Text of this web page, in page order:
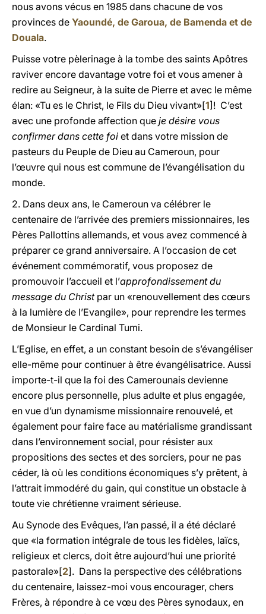
nous avons vécus en 1985 dans chacune de vos
provinces de Yaoundé, de Garoua, de Bamenda et de
Douala.
Puisse votre pèlerinage à la tombe des saints Apôtres
raviver encore davantage votre foi et vous amener à
redire au Seigneur, à la suite de Pierre et avec le même
élan: «Tu es le Christ, le Fils du Dieu vivant»[1]! C’est
avec une profonde affection que je désire vous
confirmer dans cette foi et dans votre mission de
pasteurs du Peuple de Dieu au Cameroun, pour
l’œuvre qui nous est commune de l’évangélisation du
monde.
2. Dans deux ans, le Cameroun va célébrer le
centenaire de l’arrivée des premiers missionnaires, les
Pères Pallottins allemands, et vous avez commencé à
préparer ce grand anniversaire. A l’occasion de cet
événement commémoratif, vous proposez de
promouvoir l’accueil et l’approfondissement du
message du Christ par un «renouvellement des cœurs
à la lumière de l’Evangile», pour reprendre les termes
de Monsieur le Cardinal Tumi.
L’Eglise, en effet, a un constant besoin de s’évangéliser
elle-même pour continuer à être évangélisatrice. Aussi
importe-t-il que la foi des Camerounais devienne
encore plus personnelle, plus adulte et plus engagée,
en vue d’un dynamisme missionnaire renouvelé, et
également pour faire face au matérialisme grandissant
dans l’environnement social, pour résister aux
propositions des sectes et des sorciers, pour ne pas
céder, là où les conditions économiques s’y prêtent, à
l’attrait immodéré du gain, qui constitue un obstacle à
toute vie chrétienne vraiment sérieuse.
Au Synode des Evêques, l’an passé, il a été déclaré
que «la formation intégrale de tous les fidèles, laïcs,
religieux et clercs, doit être aujourd’hui une priorité
pastorale»[2]. Dans la perspective des célébrations
du centenaire, laissez-moi vous encourager, chers
Frères, à répondre à ce vœu des Pères synodaux, en